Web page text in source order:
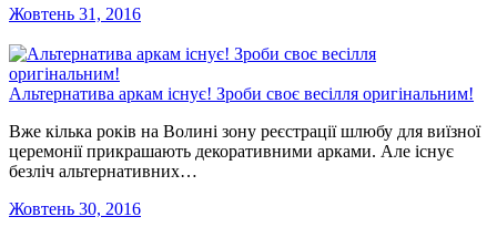
Жовтень 31, 2016
Альтернатива аркам існує! Зроби своє весілля оригінальним!
Вже кілька років на Волині зону реєстрації шлюбу для виїзної
церемонії прикрашають декоративними арками. Але існує
безліч альтернативних…
Жовтень 30, 2016